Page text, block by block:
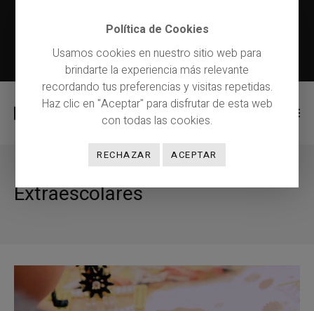
Política de Cookies
Usamos cookies en nuestro sitio web para
brindarte la experiencia más relevante
recordando tus preferencias y visitas repetidas.
Haz clic en "Aceptar" para disfrutar de esta web
con todas las cookies.
RECHAZAR ACEPTAR
PRUEBA DE NIVEL MATRICÚLATE
CAT
CAST
Contacto
Extraescolares